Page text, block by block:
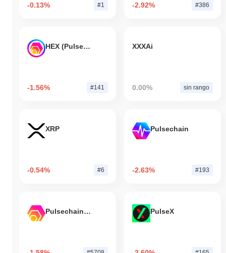
-0.13% #1 -2.92% #386
HEX (Pulsechain)
-1.56% #141
XXXAi
0.00% sin rango
XRP
-0.54% #6
Pulsechain
-2.63% #193
Pulsechain Bridged HEX (Pulsechain) PulseX